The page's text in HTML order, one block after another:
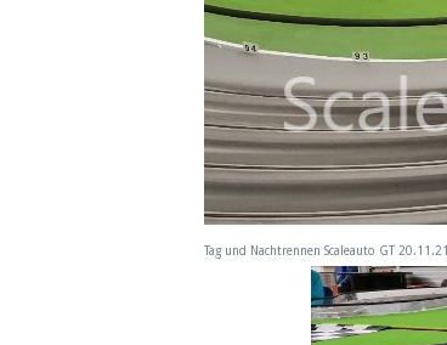
Tag und Nachtrennen Scaleauto GT 20.11.21